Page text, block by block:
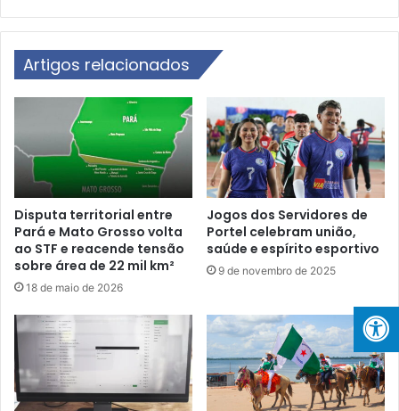
Artigos relacionados
Disputa territorial entre
Pará e Mato Grosso volta
ao STF e reacende tensão
sobre área de 22 mil km²
18 de maio de 2026
Jogos dos Servidores de
Portel celebram união,
saúde e espírito esportivo
9 de novembro de 2025